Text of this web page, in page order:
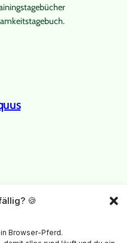
🍪
Browser-Pferd.
Begleitung von
und emotionale Entlastung